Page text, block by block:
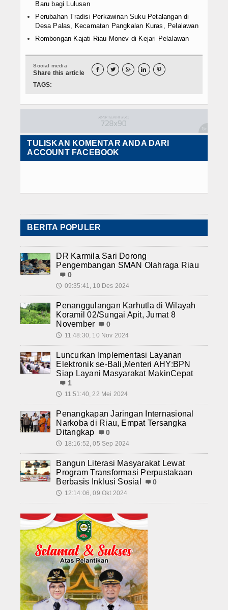
Baru bagi Lulusan
Perubahan Tradisi Perkawinan Suku Petalangan di
Desa Palas, Kecamatan Pangkalan Kuras, Pelalawan
Rombongan Kajati Riau Monev di Kejari Pelalawan
Social media
Share this article     
TAGS:
TULISKAN KOMENTAR ANDA DARI
ACCOUNT FACEBOOK
BERITA POPULER
DR Karmila Sari Dorong
Pengembangan SMAN Olahraga Riau
0
🕔 09:35:41, 10 Des 2024
Penanggulangan Karhutla di Wilayah
Koramil 02/Sungai Apit, Jumat 8
November
0
🕔 11:48:30, 10 Nov 2024
Luncurkan Implementasi Layanan
Elektronik se-Bali,Menteri AHY:BPN
Siap Layani Masyarakat MakinCepat
1
🕔 11:51:40, 22 Mei 2024
Penangkapan Jaringan Internasional
Narkoba di Riau, Empat Tersangka
Ditangkap
0
🕔 18:16:52, 05 Sep 2024
Bangun Literasi Masyarakat Lewat
Program Transformasi Perpustakaan
Berbasis Inklusi Sosial
0
🕔 12:14:06, 09 Okt 2024